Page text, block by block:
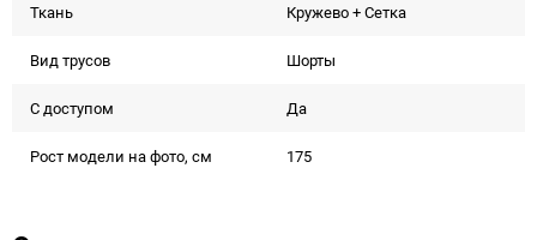
Ткань Кружево + Сетка
Вид трусов Шорты
С доступом Да
Рост модели на фото, см 175